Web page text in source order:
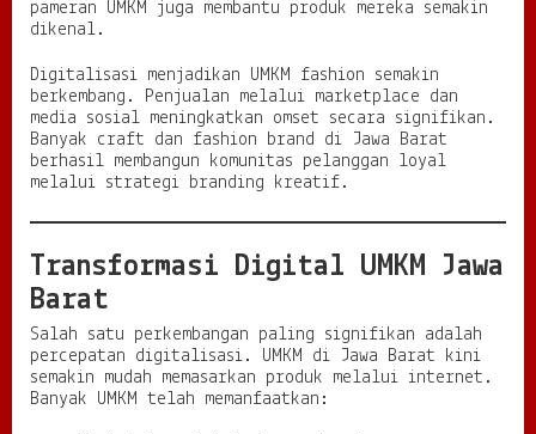
pameran UMKM juga membantu produk mereka semakin
dikenal.
Digitalisasi menjadikan UMKM fashion semakin
berkembang. Penjualan melalui marketplace dan
media sosial meningkatkan omset secara signifikan.
Banyak craft dan fashion brand di Jawa Barat
berhasil membangun komunitas pelanggan loyal
melalui strategi branding kreatif.
Transformasi Digital UMKM Jawa
Barat
Salah satu perkembangan paling signifikan adalah
percepatan digitalisasi. UMKM di Jawa Barat kini
semakin mudah memasarkan produk melalui internet.
Banyak UMKM telah memanfaatkan: